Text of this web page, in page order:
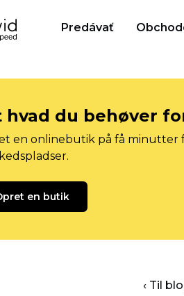
Predávať
hvad du behøver
en onlinebutik på få minutter
en butik
‹ Til